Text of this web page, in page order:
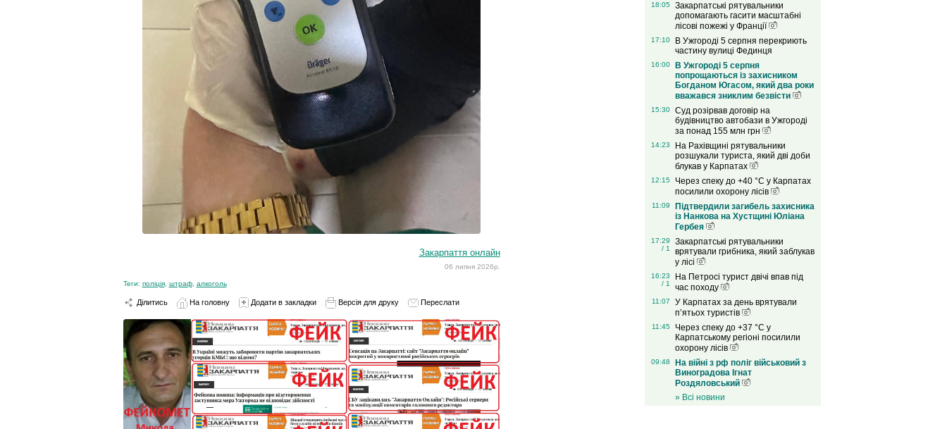
Закарпаття онлайн
06 липня 2026р.
Теги: поліція, штраф, алкоголь
Ділитись На головну Додати в закладки Версія для друку Переслати
18:05
Закарпатські рятувальники
допомагають гасити масштабні
лісові пожежі у Франції
17:10
В Ужгороді 5 серпня перекриють
частину вулиці Фединця
16:00
В Ужгороді 5 серпня
попрощаються із захисником
Богданом Югасом, який два роки
вважався зниклим безвісти
15:30
Суд розірвав договір на
будівництво автобази в Ужгороді
за понад 155 млн грн
14:23
На Рахівщині рятувальники
розшукали туриста, який дві доби
блукав у Карпатах
12:15
Через спеку до +40 °C у Карпатах
посилили охорону лісів
11:09
Підтвердили загибель захисника
із Нанкова на Хустщині Юліана
Гербея
17:29
/ 1
Закарпатські рятувальники
врятували грибника, який заблукав
у лісі
16:23
/ 1
На Петросі турист двічі впав під
час походу
11:07
У Карпатах за день врятували
п’ятьох туристів
11:45
Через спеку до +37 °C у
Карпатському регіоні посилили
охорону лісів
09:48
На війні з рф поліг військовий з
Виноградова Ігнат
Роздяловський
» Всі новини